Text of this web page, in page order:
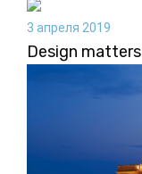
3 апреля 2019
Design matters